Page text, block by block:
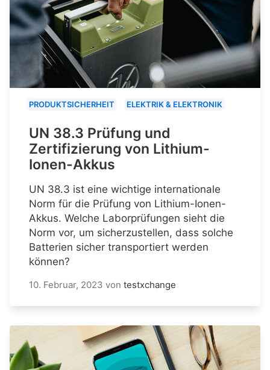
PRODUKTSICHERHEIT ELEKTRIK & ELEKTRONIK
UN 38.3 Prüfung und
Zertifizierung von Lithium-
Ionen-Akkus
UN 38.3 ist eine wichtige internationale
Norm für die Prüfung von Lithium-Ionen-
Akkus. Welche Laborprüfungen sieht die
Norm vor, um sicherzustellen, dass solche
Batterien sicher transportiert werden
können?
10. Februar, 2023 von testxchange